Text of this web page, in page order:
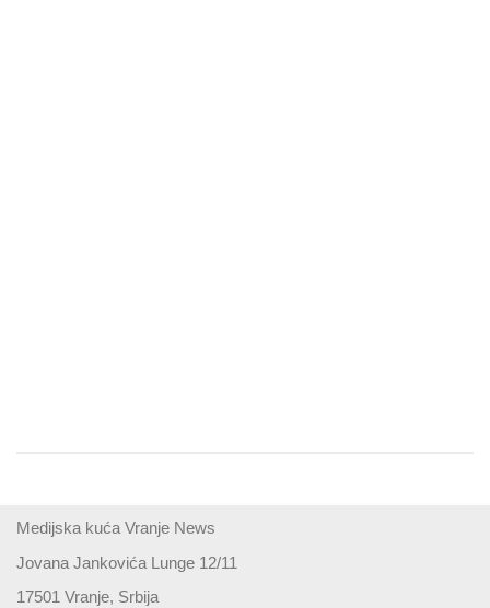
Medijska kuća Vranje News
Jovana Jankovića Lunge 12/11
17501 Vranje, Srbija